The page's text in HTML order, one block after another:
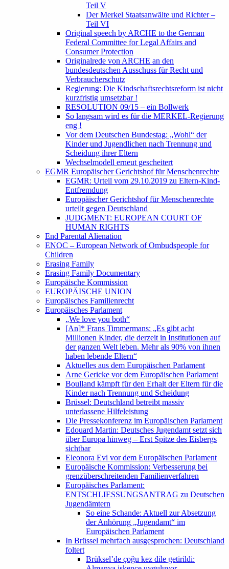
Teil V
Der Merkel Staatsanwälte und Richter –
Teil VI
Original speech by ARCHE to the German
Federal Committee for Legal Affairs and
Consumer Protection
Originalrede von ARCHE an den
bundesdeutschen Ausschuss für Recht und
Verbraucherschutz
Regierung: Die Kindschaftsrechtsreform ist nicht
kurzfristig umsetzbar !
RESOLUTION 09/15 – ein Bollwerk
So langsam wird es für die MERKEL-Regierung
eng !
Vor dem Deutschen Bundestag: „Wohl“ der
Kinder und Jugendlichen nach Trennung und
Scheidung ihrer Eltern
Wechselmodell erneut gescheitert
EGMR Europäischer Gerichtshof für Menschenrechte
EGMR: Urteil vom 29.10.2019 zu Eltern-Kind-
Entfremdung
Europäischer Gerichtshof für Menschenrechte
urteilt gegen Deutschland
JUDGMENT: EUROPEAN COURT OF
HUMAN RIGHTS
End Parental Alienation
ENOC – European Network of Ombudspeople for
Children
Erasing Family
Erasing Family Documentary
Europäische Kommission
EUROPÄISCHE UNION
Europäisches Familienrecht
Europäisches Parlament
„We love you both“
[An]* Frans Timmermans: „Es gibt acht
Millionen Kinder, die derzeit in Institutionen auf
der ganzen Welt leben. Mehr als 90% von ihnen
haben lebende Eltern“
Aktuelles aus dem Europäischen Parlament
Arne Gericke vor dem Europäischen Parlament
Boulland kämpft für den Erhalt der Eltern für die
Kinder nach Trennung und Scheidung
Brüssel: Deutschland betreibt massiv
unterlassene Hilfeleistung
Die Pressekonferenz im Europäischen Parlament
Edouard Martin: Deutsches Jugendamt setzt sich
über Europa hinweg – Erst Spitze des Eisbergs
sichtbar
Eleonora Evi vor dem Europäischen Parlament
Europäische Kommission: Verbesserung bei
grenzüberschreitenden Familienverfahren
Europäisches Parlament:
ENTSCHLIESSUNGSANTRAG zu Deutschen
Jugendämtern
So eine Schande: Aktuell zur Absetzung
der Anhörung „Jugendamt“ im
Europäischen Parlament
In Brüssel mehrfach ausgesprochen: Deutschland
foltert
Brüksel’de çoğu kez dile getirildi: